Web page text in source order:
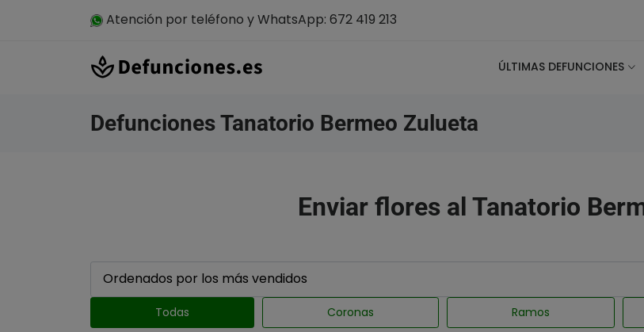
Atención por teléfono y WhatsApp: 672 419 213
ÚLTIMAS DEFUNCIONES
Defunciones Tanatorio Bermeo Zulueta
Enviar flores al Tanatorio
Todas Coronas Ramos